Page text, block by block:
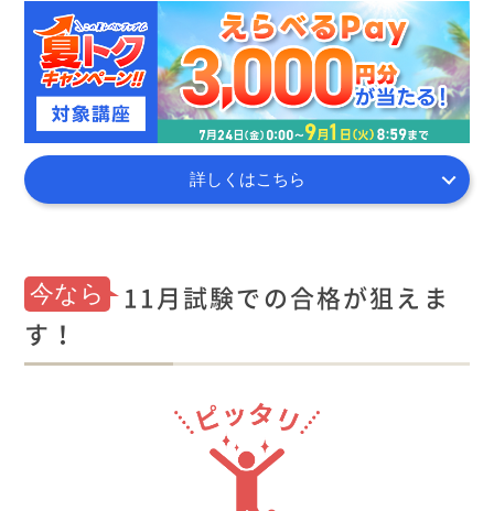
詳しくはこちら
今なら
11月試験での合格が狙えま
す！